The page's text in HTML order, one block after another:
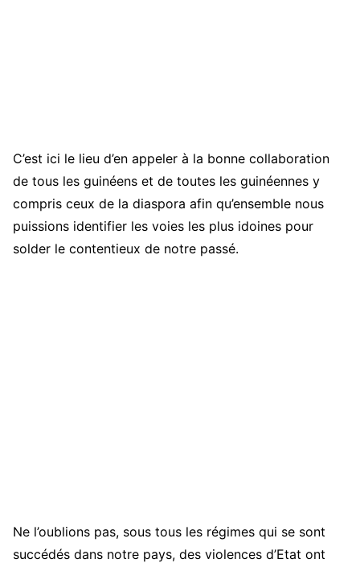
C’est ici le lieu d’en appeler à la bonne collaboration
de tous les guinéens et de toutes les guinéennes y
compris ceux de la diaspora afin qu’ensemble nous
puissions identifier les voies les plus idoines pour
solder le contentieux de notre passé.
Ne l’oublions pas, sous tous les régimes qui se sont
succédés dans notre pays, des violences d’Etat ont